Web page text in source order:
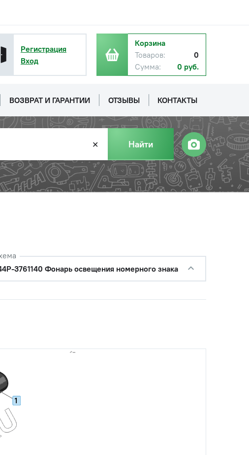
Регистрация
Вход
Корзина
Товаров:
0
Сумма:
0 руб.
ВОЗВРАТ И ГАРАНТИИ ОТЗЫВЫ КОНТАКТЫ
✕ Найти
3761140 Фонарь освещения номерного знака
1